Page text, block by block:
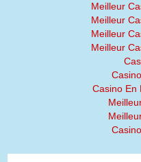
Meilleur
Meilleur
Meilleur
Meilleur
Casino En